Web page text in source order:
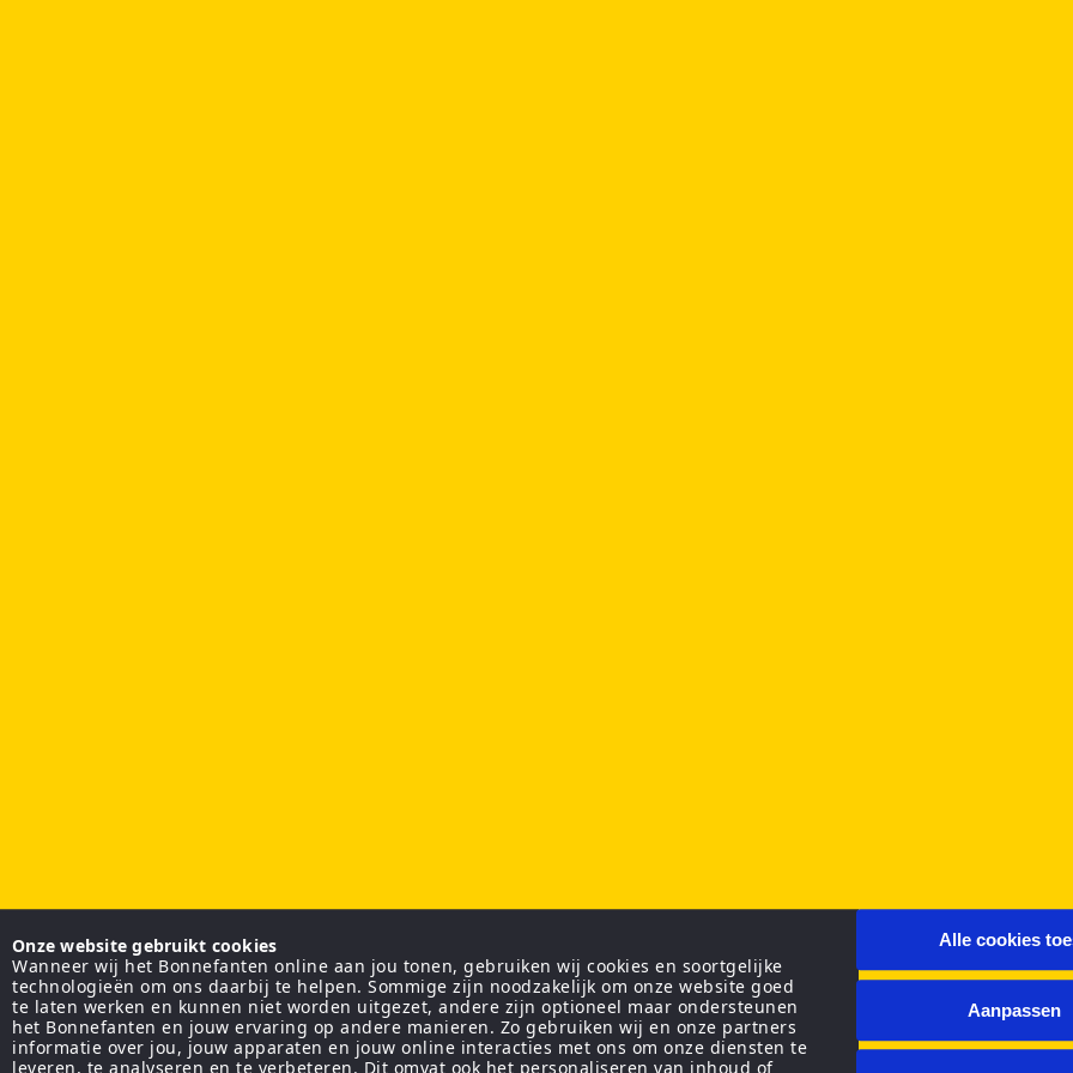
Onze website gebruikt cookies
Wanneer wij het Bonnefanten online aan jou tonen, gebruiken wij cookies en soortgelijke
technologieën om ons daarbij te helpen. Sommige zijn noodzakelijk om onze website goed
te laten werken en kunnen niet worden uitgezet, andere zijn optioneel maar ondersteunen
het Bonnefanten en jouw ervaring op andere manieren. Zo gebruiken wij en onze partners
informatie over jou, jouw apparaten en jouw online interacties met ons om onze diensten te
leveren, te analyseren en te verbeteren. Dit omvat ook het personaliseren van inhoud of
Alle cookies
Aanpassen